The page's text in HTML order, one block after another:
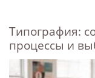
Типография:
процессы и